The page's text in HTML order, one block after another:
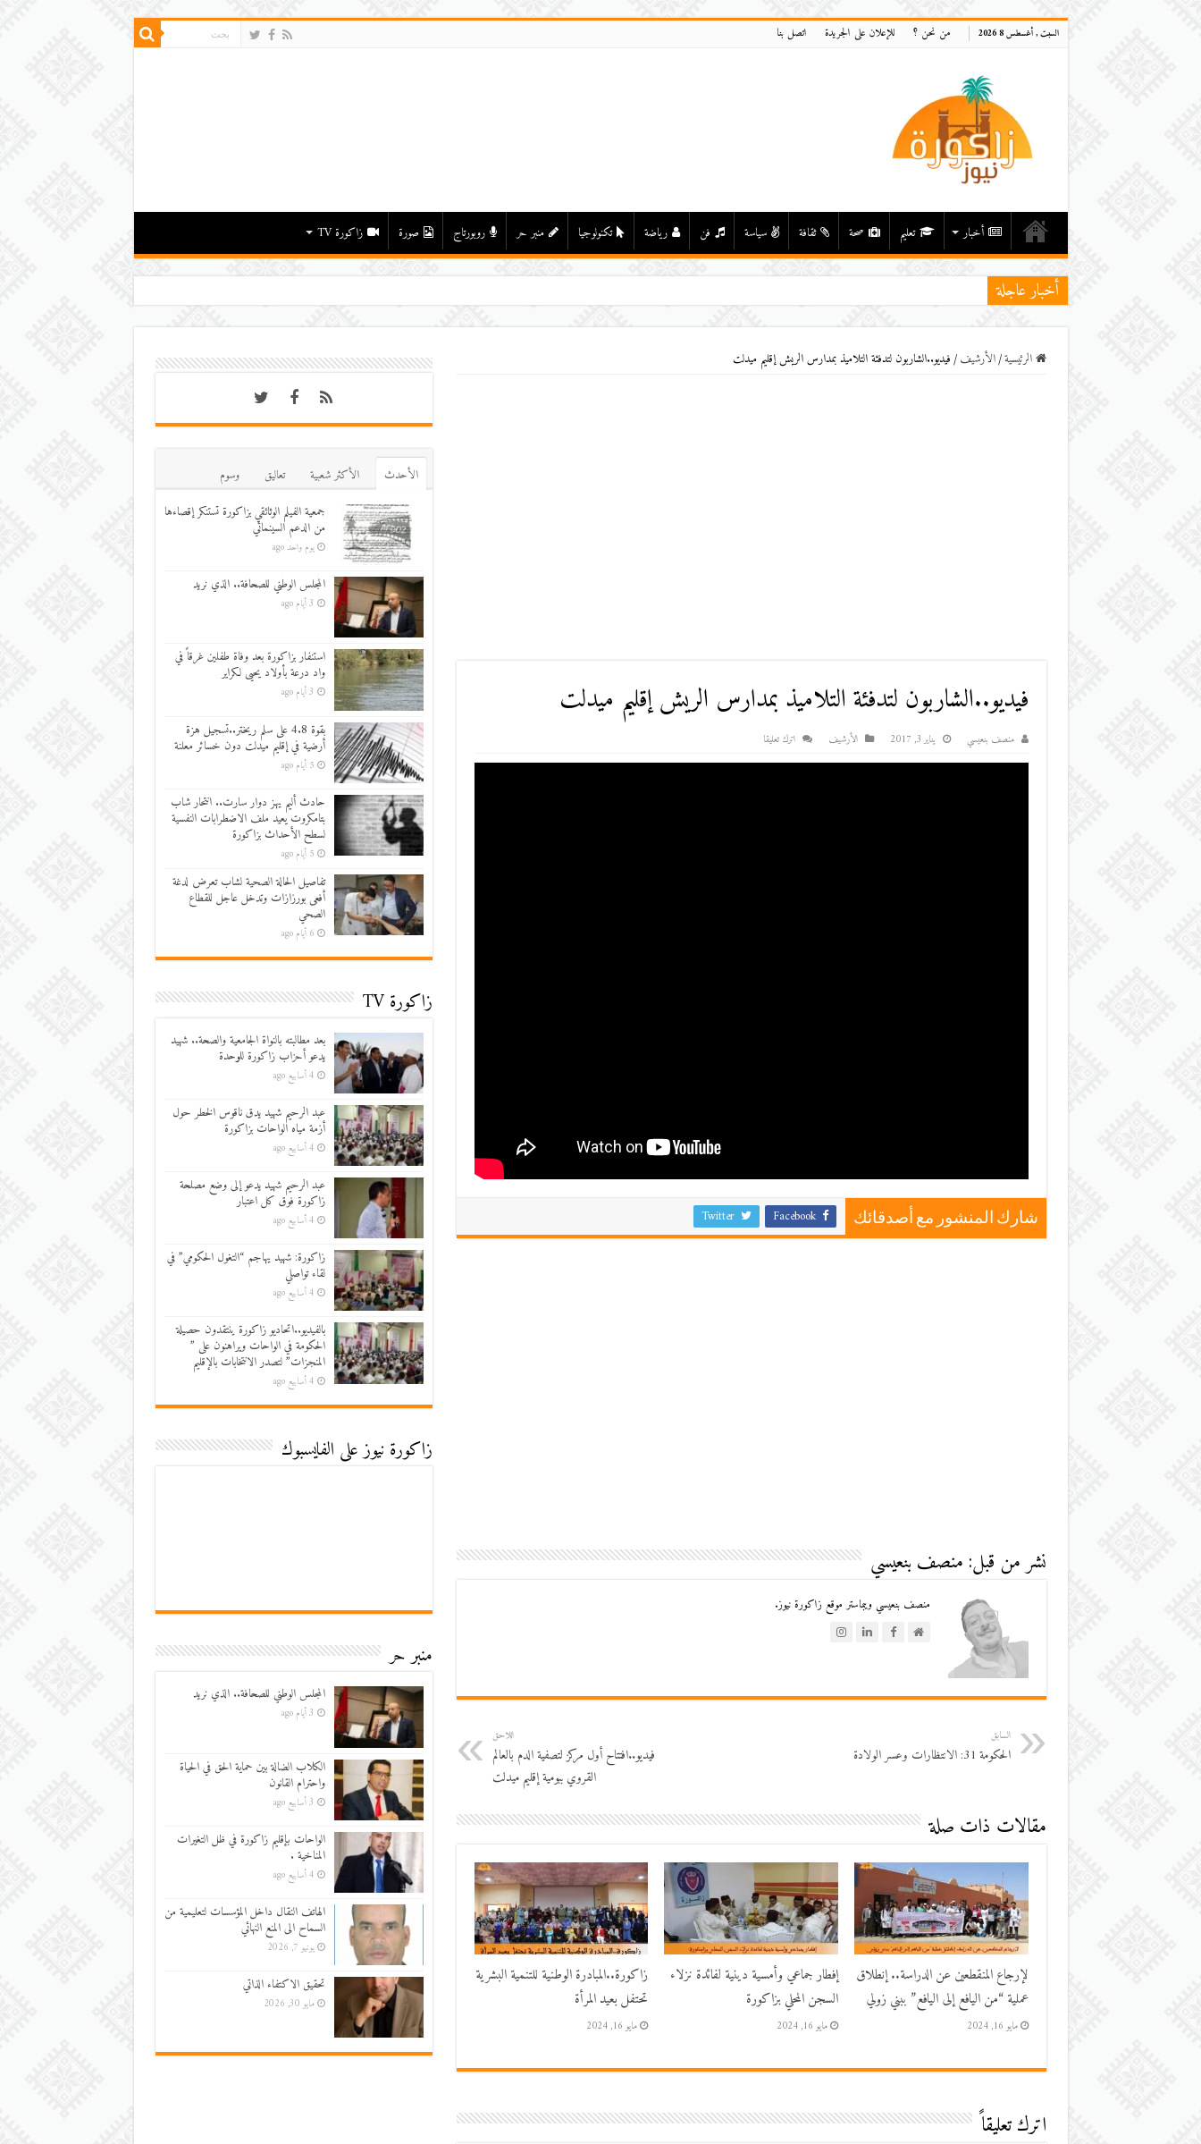
السبت , أغسطس 8 2026 من نحن ؟ للإعلان على الجريدة اتصل بنا
أخبار تعليم صحة ثقافة سياسة فن رياضة تكنولوجيا منبر حر روبورتاج صورة زاكورة TV
أخبار عاجلة
الرئيسية/اﻷرشيف/فيديو..الشاربون لتدفئة التلاميذ بمدارس الريش إقليم ميدلت‎
فيديو..الشاربون لتدفئة التلاميذ بمدارس الريش إقليم ميدلت‎
منصف بنعيسي يناير 3, 2017 اﻷرشيف اترك تعليقا
شارك المنشور مع أصدقائك Facebook
Twitter
نشر من قبل: منصف بنعيسي
منصف بنعيسي ويبماستر موقع زاكورة نيوز.
السابق
الحكومة 31: الانتظارات وعسر الولادة
اللاحق
فيديو..افتتاح أول مركز لتصفية الدم بالعالم
القروي ببومية إقليم ميدلت‎
مقالات ذات صلة
لإرجاع المنقطعين عن الدراسة.. إنطلاق
عملية “من اليافع إلى اليافع” ببني زولي
مايو 16, 2024
إفطار جماعي وأمسية دينية لفائدة نزلاء
السجن المحلي بزاكورة
مايو 16, 2024
زاكورة..المبادرة الوطنية للتنمية البشرية
تحتفل بعيد المرأة
مايو 16, 2024
اترك تعليقاً
اﻷحدث اﻷكثر شعبية تعاليق
وسوم
جمعية الفيلم الوثائقي بزاكورة تستنكر إقصاءها
من الدعم السينمائي
يوم واحد ago
المجلس الوطني للصحافة.. الذي نريد
3 أيام ago
استنفار بزاكورة بعد وفاة طفلين غرقاً في
واد درعة بأولاد يحيى لكراير
3 أيام ago
بقوة 4.8 على سلم ريختر..تسجيل هزة
أرضية في إقليم ميدلت دون خسائر معلنة
5 أيام ago
حادث أليم يهز دوار سارت.. انتحار شاب
بتامكروت يعيد ملف الاضطرابات النفسية
لسطح الأحداث بزاكورة
5 أيام ago
تفاصيل الحالة الصحية لشاب تعرض لدغة
أفعى بورزازات وتدخل عاجل للقطاع
الصحي
6 أيام ago
زاكورة TV
بعد مطالبته بالنواة الجامعية والصحة.. شهيد
يدعو أحزاب زاكورة للوحدة
4 أسابيع ago
عبد الرحيم شهيد يدق ناقوس الخطر حول
أزمة مياه الواحات بزاكورة
4 أسابيع ago
عبد الرحيم شهيد يدعو إلى وضع مصلحة
زاكورة فوق كل اعتبار
4 أسابيع ago
زاكورة: شهيد يهاجم “التغول الحكومي” في
لقاء تواصلي
4 أسابيع ago
بالفيديو..اتحاديو زاكورة ينتقدون حصيلة
الحكومة في الواحات ويراهنون على ”
المنجزات” لتصدر الانتخابات بالإقليم
4 أسابيع ago
زاكورة نيوز على الفايسبوك
منبر حر
المجلس الوطني للصحافة.. الذي نريد
3 أيام ago
الكلاب الضالة بين حماية الحق في الحياة
واحترام القانون
3 أسابيع ago
الواحات بإقليم زاكورة في ظل التغيرات
المناخية .
4 أسابيع ago
الهاتف النقال داخل المؤسسات لتعليمية من
السماح الى المنع النهائي
يونيو 7, 2026
تحقيق الاكتفاء الذاتي
مايو 30, 2026